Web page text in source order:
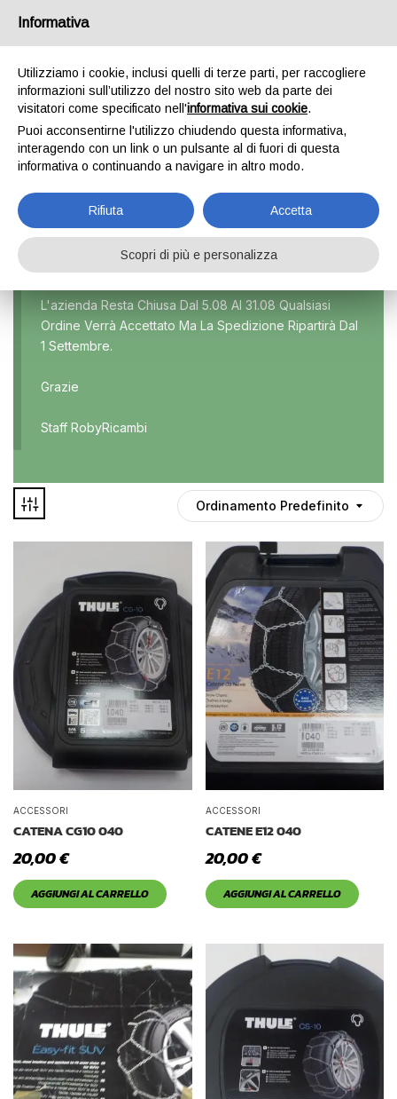
SWIFT 1 SERIE
Home Prodotti taggati “Swift 1 serie”
Marca
Modello
Auto usate
Culla
Maniglie
Noleggio
Parti meccaniche
Ponte
Spray
Deghiacciante
Disponibile
In offerta
L'azienda Resta Chiusa Dal 5.08 Al 31.08 Qualsiasi
Ordine Verrà Accettato Ma La Spedizione Ripartirà Dal
1 Settembre.
Grazie
Staff RobyRicambi
Ordinamento Predefinito
ACCESSORI
CATENA CG10 040
20,00€
AGGIUNGI AL CARRELLO
ACCESSORI
CATENE E12 040
20,00€
AGGIUNGI AL CARRELLO
Informativa
Utilizziamo i cookie, inclusi quelli di terze parti, per raccogliere
informazioni sull’utilizzo del nostro sito web da parte dei
visitatori come specificato nell'informativa sui cookie.
Puoi acconsentirne l'utilizzo chiudendo questa informativa,
interagendo con un link o un pulsante al di fuori di questa
informativa o continuando a navigare in altro modo.
Rifiuta Accetta
Scopri di più e personalizza